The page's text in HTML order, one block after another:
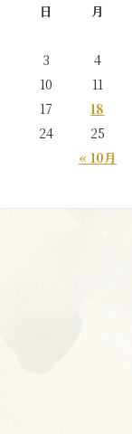
日
月
« 10月
3
4
10
11
17
18
24
25